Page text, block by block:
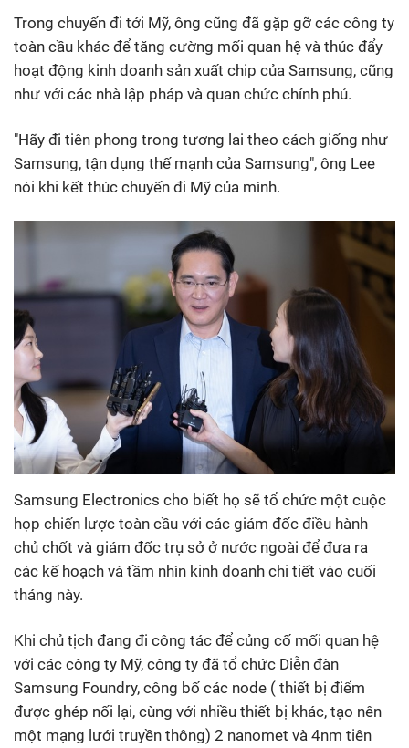
Trong chuyến đi tới Mỹ, ông cũng đã gặp gỡ các công ty
toàn cầu khác để tăng cường mối quan hệ và thúc đẩy
hoạt động kinh doanh sản xuất chip của Samsung, cũng
như với các nhà lập pháp và quan chức chính phủ.
"Hãy đi tiên phong trong tương lai theo cách giống như
Samsung, tận dụng thế mạnh của Samsung", ông Lee
nói khi kết thúc chuyến đi Mỹ của mình.
Samsung Electronics cho biết họ sẽ tổ chức một cuộc
họp chiến lược toàn cầu với các giám đốc điều hành
chủ chốt và giám đốc trụ sở ở nước ngoài để đưa ra
các kế hoạch và tầm nhìn kinh doanh chi tiết vào cuối
tháng này.
Khi chủ tịch đang đi công tác để củng cố mối quan hệ
với các công ty Mỹ, công ty đã tổ chức Diễn đàn
Samsung Foundry, công bố các node ( thiết bị điểm
được ghép nối lại, cùng với nhiều thiết bị khác, tạo nên
một mạng lưới truyền thông) 2 nanomet và 4nm tiên